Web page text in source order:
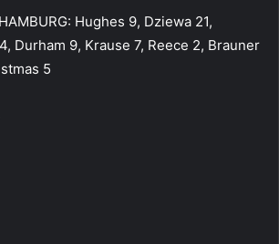
Hughes 9, Dziewa 21,
Durham 9, Krause 7, Reece 2, Brauner
5